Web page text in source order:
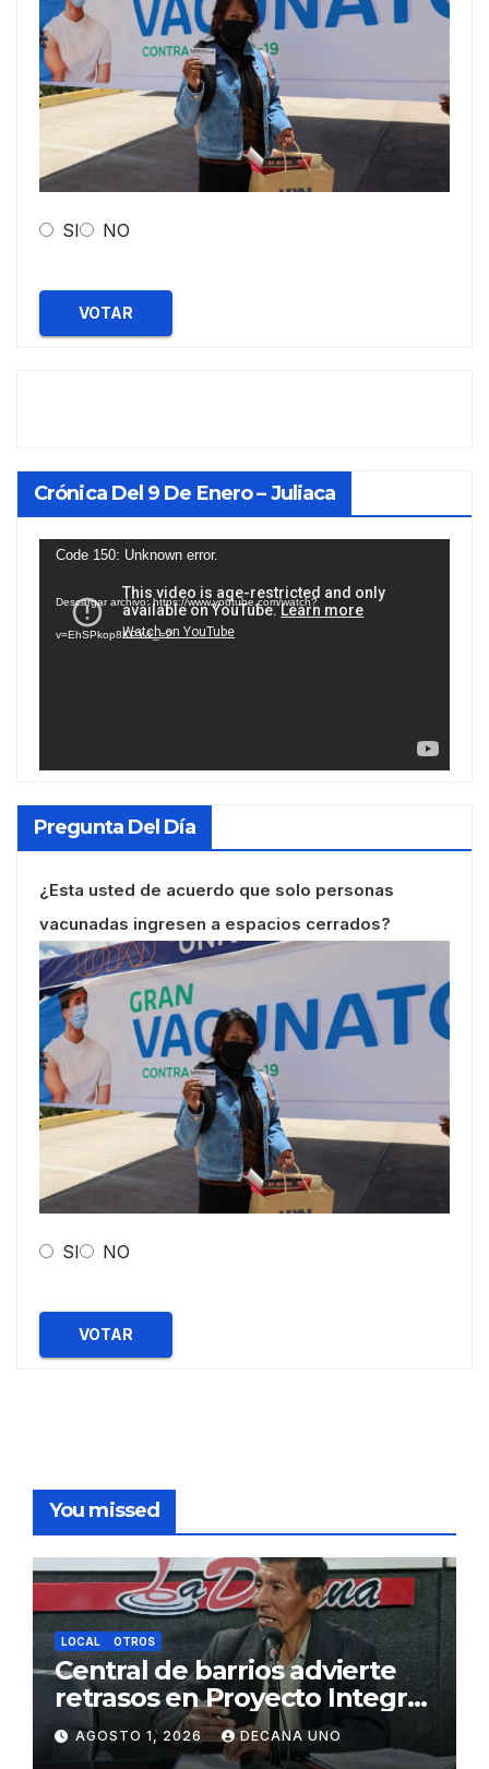
SI NO
VOTAR
Crónica Del 9 De Enero – Juliaca
Reproductor
vídeo
Code 150: Unknown error.
Descargar archivo: https://www.youtube.com/watch?
v=EhSPkop8KPY&_=2
Pregunta Del Día
¿Esta usted de acuerdo que solo personas
vacunadas ingresen a espacios cerrados?
SI NO
VOTAR
You missed
LOCAL OTROS
Central de barrios advierte
retrasos en Proyecto Integral
de Agua y Alcantarillado para
Juliaca
AGOSTO 1, 2026 DECANA UNO